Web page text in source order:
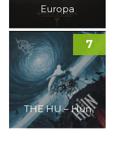
Europa
THE HU – Hun
7